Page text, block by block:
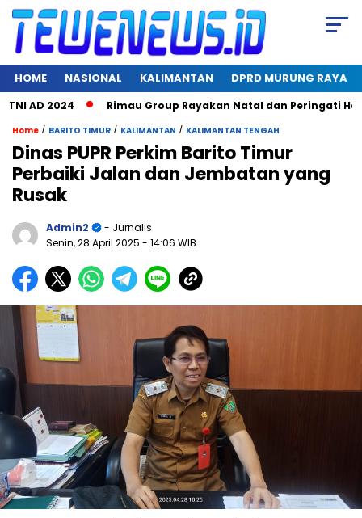
HOME NASIONAL KALIMANTAN DPRD MURUNG RAYA
AD 2024 Rimau Group Rayakan Natal dan Peringati Hari
Home / BARITO TIMUR / KALIMANTAN / KALIMANTAN TENGAH
Dinas PUPR Perkim Barito Timur
Perbaiki Jalan dan Jembatan yang
Rusak
Admin2
- Jurnalis
Senin, 28 April 2025 - 14:06 WIB